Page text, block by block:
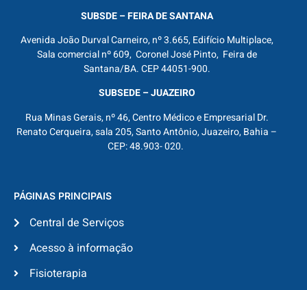
SUBSDE – FEIRA DE SANTANA
Avenida João Durval Carneiro, nº 3.665, Edifício Multiplace,
Sala comercial nº 609, Coronel José Pinto, Feira de
Santana/BA. CEP 44051-900.
SUBSEDE – JUAZEIRO
Rua Minas Gerais, nº 46, Centro Médico e Empresarial Dr.
Renato Cerqueira, sala 205, Santo Antônio, Juazeiro, Bahia –
CEP: 48.903- 020.
PÁGINAS PRINCIPAIS
Central de Serviços
Acesso à informação
Fisioterapia